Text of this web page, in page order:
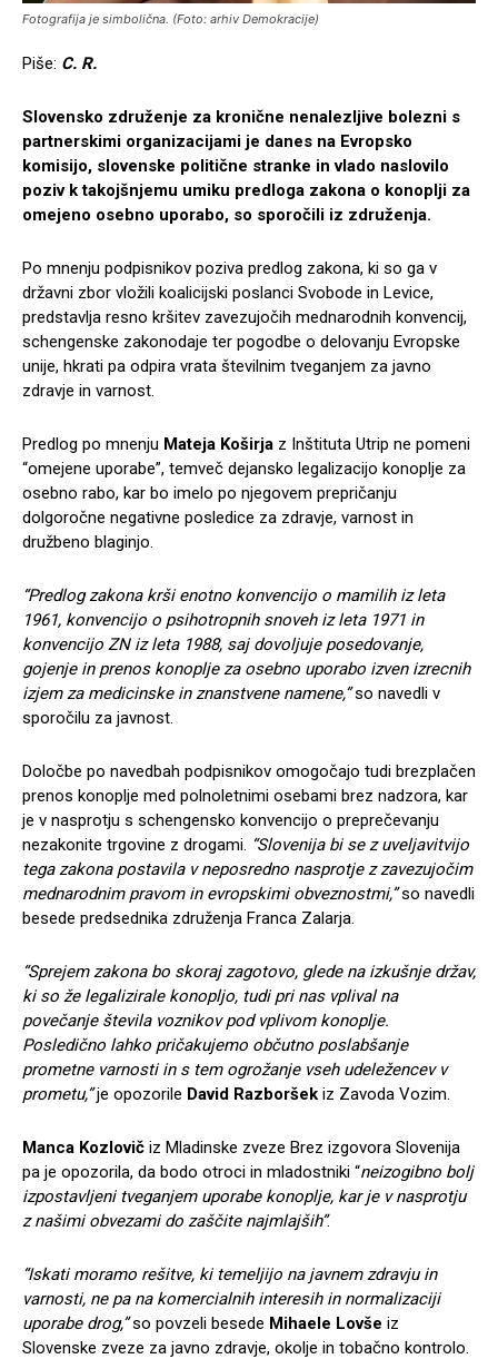
Fotografija je simbolična. (Foto: arhiv Demokracije)
Piše: C. R.
Slovensko združenje za kronične nenalezljive bolezni s
partnerskimi organizacijami je danes na Evropsko
komisijo, slovenske politične stranke in vlado naslovilo
poziv k takojšnjemu umiku predloga zakona o konoplji za
omejeno osebno uporabo, so sporočili iz združenja.
Po mnenju podpisnikov poziva predlog zakona, ki so ga v
državni zbor vložili koalicijski poslanci Svobode in Levice,
predstavlja resno kršitev zavezujočih mednarodnih konvencij,
schengenske zakonodaje ter pogodbe o delovanju Evropske
unije, hkrati pa odpira vrata številnim tveganjem za javno
zdravje in varnost.
Predlog po mnenju Mateja Koširja z Inštituta Utrip ne pomeni
“omejene uporabe”, temveč dejansko legalizacijo konoplje za
osebno rabo, kar bo imelo po njegovem prepričanju
dolgoročne negativne posledice za zdravje, varnost in
družbeno blaginjo.
“Predlog zakona krši enotno konvencijo o mamilih iz leta
1961, konvencijo o psihotropnih snoveh iz leta 1971 in
konvencijo ZN iz leta 1988, saj dovoljuje posedovanje,
gojenje in prenos konoplje za osebno uporabo izven izrecnih
izjem za medicinske in znanstvene namene,”so navedli v
sporočilu za javnost.
Določbe po navedbah podpisnikov omogočajo tudi brezplačen
prenos konoplje med polnoletnimi osebami brez nadzora, kar
je v nasprotju s schengensko konvencijo o preprečevanju
nezakonite trgovine z drogami. “Slovenija bi se z uveljavitvijo
tega zakona postavila v neposredno nasprotje z zavezujočim
mednarodnim pravom in evropskimi obveznostmi,”so navedli
besede predsednika združenja Franca Zalarja.
“Sprejem zakona bo skoraj zagotovo, glede na izkušnje držav,
ki so že legalizirale konopljo, tudi pri nas vplival na
povečanje števila voznikov pod vplivom konoplje.
Posledično lahko pričakujemo občutno poslabšanje
prometne varnosti in s tem ogrožanje vseh udeležencev v
prometu,”je opozorile David Razboršek iz Zavoda Vozim.
Manca Kozlovič iz Mladinske zveze Brez izgovora Slovenija
pa je opozorila, da bodo otroci in mladostniki “neizogibno bolj
izpostavljeni tveganjem uporabe konoplje, kar je v nasprotju
z našimi obvezami do zaščite najmlajših”.
“Iskati moramo rešitve, ki temeljijo na javnem zdravju in
varnosti, ne pa na komercialnih interesih in normalizaciji
uporabe drog,”so povzeli besede Mihaele Lovše iz
Slovenske zveze za javno zdravje, okolje in tobačno kontrolo.